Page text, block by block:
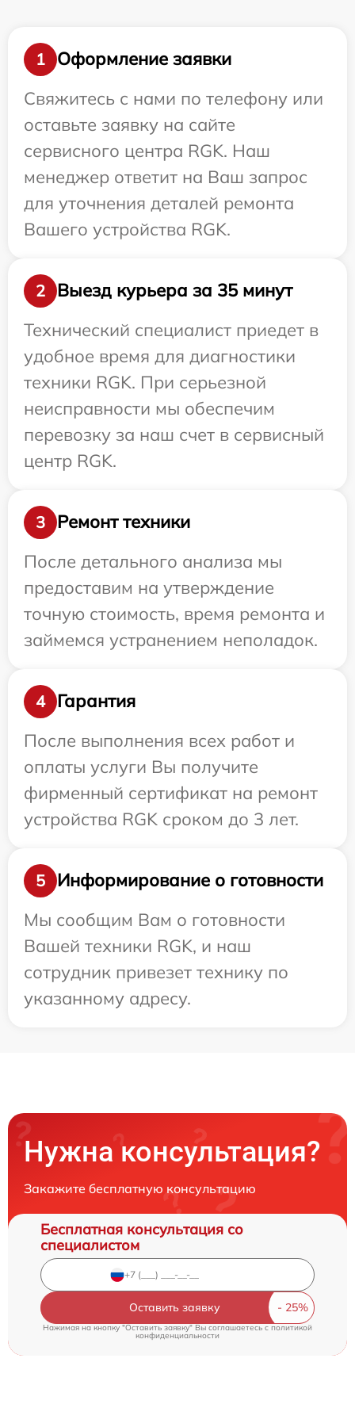
1
Оформление заявки
Свяжитесь с нами по телефону или
оставьте заявку на сайте
сервисного центра RGK. Наш
менеджер ответит на Ваш запрос
для уточнения деталей ремонта
Вашего устройства RGK.
2
Выезд курьера за 35 минут
Технический специалист приедет в
удобное время для диагностики
техники RGK. При серьезной
неисправности мы обеспечим
перевозку за наш счет в сервисный
центр RGK.
3
Ремонт техники
После детального анализа мы
предоставим на утверждение
точную стоимость, время ремонта и
займемся устранением неполадок.
4
Гарантия
После выполнения всех работ и
оплаты услуги Вы получите
фирменный сертификат на ремонт
устройства RGK сроком до 3 лет.
5
Информирование о готовности
Мы сообщим Вам о готовности
Вашей техники RGK, и наш
сотрудник привезет технику по
указанному адресу.
Нужна консультация?
Закажите бесплатную консультацию
Бесплатная консультация со
специалистом
Оставить заявку
Нажимая на кнопку "Оставить заявку" Вы соглашаетесь cполитикой
конфиденциальности